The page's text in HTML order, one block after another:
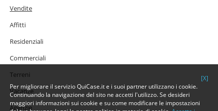
Vendite
Affitti
Residenziali
Commerciali
Terreni
Vacanze
Agenzie
[X]
Per migliorare il servizio QuiCase.it e i suoi partner utilizzano i cookie.
Continuando la navigazione del sito ne accetti l'utilizzo. Se desideri
maggiori informazioni sui cookie e su come modificare le impostazioni